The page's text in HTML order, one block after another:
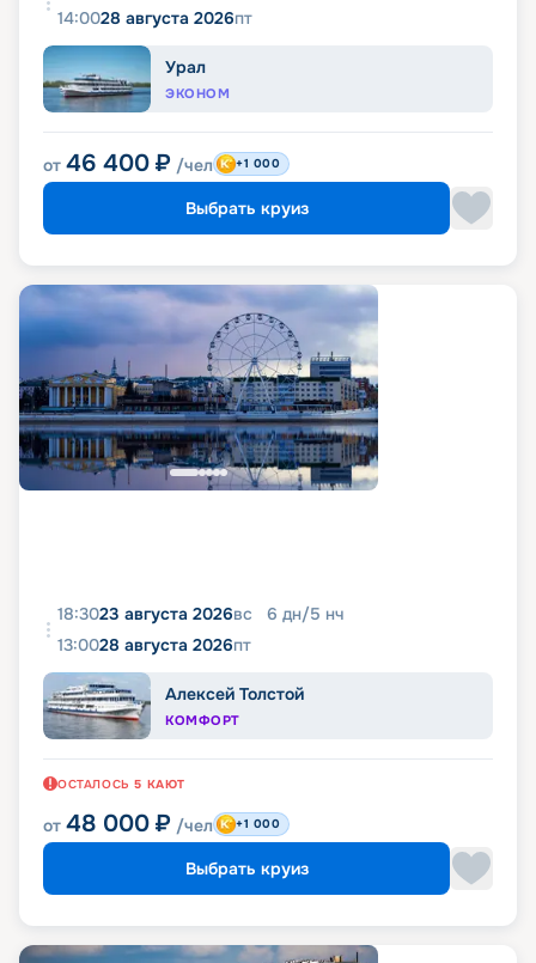
14:0028 августа 2026пт
Урал
ЭКОНОМ
от 46 400 ₽ /чел +1 000
Выбрать круиз
18:3023 августа 2026вс 6 дн/5 нч
13:0028 августа 2026пт
Алексей Толстой
КОМФОРТ
ОСТАЛОСЬ 5 КАЮТ
от 48 000 ₽ /чел +1 000
Выбрать круиз